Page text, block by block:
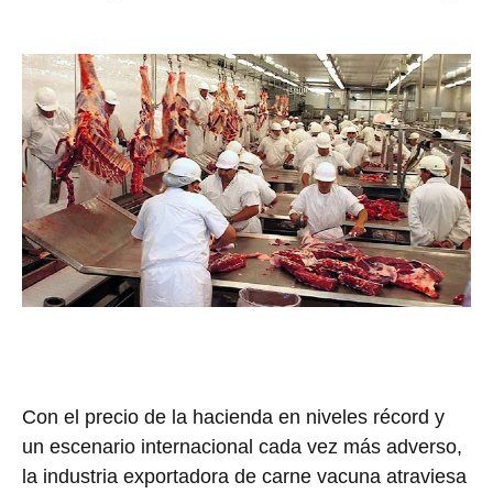
Con el precio de la hacienda en niveles récord y
un escenario internacional cada vez más adverso,
la industria exportadora de carne vacuna atraviesa